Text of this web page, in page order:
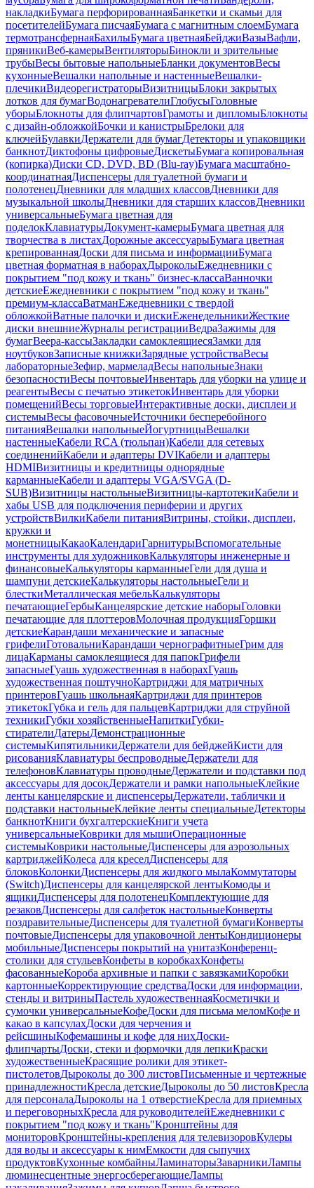
накладкиБумага перфорированнаяБанкетки и скамьи для
посетителейБумага писчаяБумага с магнитным слоемБумага
термотрансфернаяБахилыБумага цветнаяБейджиВазыВафли,
пряникиВеб-камерыВентиляторыБинокли и зрительные
трубыВесы бытовые напольныеБланки документовВесы
кухонныеВешалки напольные и настенныеВешалки-
плечикиВидеорегистраторыВизитницыБлоки закрытых
лотков для бумагВодонагревателиГлобусыГоловные
уборыБлокноты для флипчартовГрамоты и дипломыБлокноты
с дизайн-обложкойБочки и канистрыБрелоки для
ключейБулавкиДержатели для бумагДетекторы и упаковщики
банкнотДиктофоны цифровыеДискетыБумага копировальная
(копирка)Диски CD, DVD, BD (Blu-ray)Бумага масштабно-
координатнаяДиспенсеры для туалетной бумаги и
полотенецДневники для младших классовДневники для
музыкальной школыДневники для старших классовДневники
универсальныеБумага цветная для
поделокКлавиатурыДокумент-камерыБумага цветная для
творчества в листахДорожные аксессуарыБумага цветная
крепированнаяДоски для письма и информацииБумага
цветная форматная в наборахДыроколыЕжедневники с
покрытием "под кожу и ткань" бизнес-классаВанночки
детскиеЕжедневники с покрытием "под кожу и ткань"
премиум-классаВатманЕжедневники с твердой
обложкойВатные палочки и дискиЕженедельникиЖесткие
диски внешниеЖурналы регистрацииВедраЗажимы для
бумагВеера-кассыЗакладки самоклеящиесяЗамки для
ноутбуковЗаписные книжкиЗарядные устройстваВесы
лабораторныеЗефир, мармеладВесы напольныеЗнаки
безопасностиВесы почтовыеИнвентарь для уборки на улице и
реагентыВесы с печатью этикетокИнвентарь для уборки
помещенийВесы торговыеИнтерактивные доски, дисплеи и
системыВесы фасовочныеИсточники бесперебойного
питанияВешалки напольныеЙогуртницыВешалки
настенныеКабели RCA (тюльпан)Кабели для сетевых
соединенийКабели и адаптеры DVIКабели и адаптеры
HDMIВизитницы и кредитницы однорядные
карманныеКабели и адаптеры VGA/SVGA (D-
SUB)Визитницы настольныеВизитницы-картотекиКабели и
хабы USB для подключения периферии и других
устройствВилкиКабели питанияВитрины, стойки, дисплеи,
кружки и
монетницыКакаоКалендариГарнитурыВспомогательные
инструменты для художниковКалькуляторы инженерные и
финансовыеКалькуляторы карманныеГели для душа и
шампуни детскиеКалькуляторы настольныеГели и
блесткиМеталлическая мебельКалькуляторы
печатающиеГербыКанцелярские детские наборыГоловки
печатающие для плоттеровМолочная продукцияГоршки
детскиеКарандаши механические и запасные
грифелиГотовальниКарандаши чернографитныеГрим для
лицаКарманы самоклеящиеся для папокГрифели
запасныеГуашь художественная в наборахГуашь
художественная поштучноКартриджи для матричных
принтеровГуашь школьнаяКартриджи для принтеров
этикетокГубка и гель для пальцевКартриджи для струйной
техникиГубки хозяйственныеНапиткиГубки-
стирателиДатерыДемонстрационные
системыКипятильникиДержатели для бейджейКисти для
рисованияКлавиатуры беспроводныеДержатели для
телефоновКлавиатуры проводныеДержатели и подставки под
аксессуары для досокДержатели и рамки напольныеКлейкие
ленты канцелярские и диспенсерыДержатели, таблички и
подставки настольныеКлейкие ленты специальныеДетекторы
банкнотКниги бухгалтерскиеКниги учета
универсальныеКоврики для мышиОперационные
системыКоврики настольныеДиспенсеры для аэрозольных
картриджейКолеса для креселДиспенсеры для
блоковКолонкиДиспенсеры для жидкого мылаКоммутаторы
(Switch)Диспенсеры для канцелярской лентыКомоды и
ящикиДиспенсеры для полотенецКомплектующие для
резаковДиспенсеры для салфеток настольныеКонверты
поздравительныеДиспенсеры для туалетной бумагиКонверты
почтовыеДиспенсеры для упаковочной лентыКондиционеры
мобильныеДиспенсеры покрытий на унитазКонференц-
столики для стульевКонфеты в коробкахКонфеты
фасованныеКороба архивные и папки с завязкамиКоробки
картонныеКорректирующие средстваДоски для информации,
стенды и витриныПастель художественнаяКосметички и
сумочки универсальныеКофеДоски для письма меломКофе и
какао в капсулахДоски для черчения и
рейсшиныКофемашины и кофе для нихДоски-
флипчартыДоски, стеки и формочки для лепкиКраски
художественныеКрасящие ролики для этикет-
пистолетовДыроколы до 300 листовПисьменные и чертежные
принадлежностиКресла детскиеДыроколы до 50 листовКресла
для персоналаДыроколы на 1 отверстиеКресла для приемных
и переговорныхКресла для руководителейЕжедневники с
покрытием "под кожу и ткань"Кронштейны для
мониторовКронштейны-крепления для телевизоровКулеры
для воды и аксессуары к нимЕмкости для сыпучих
продуктовКухонные комбайныЛаминаторыЗаварникиЛампы
люминесцентные энергосберегающиеЛампы